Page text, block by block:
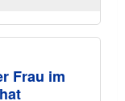
Frau im